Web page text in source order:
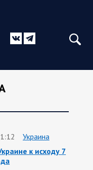
Украина
к исходу 7